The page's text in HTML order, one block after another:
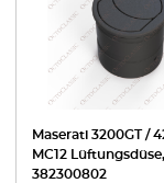
Maserati 3200GT /
MC12
382300802